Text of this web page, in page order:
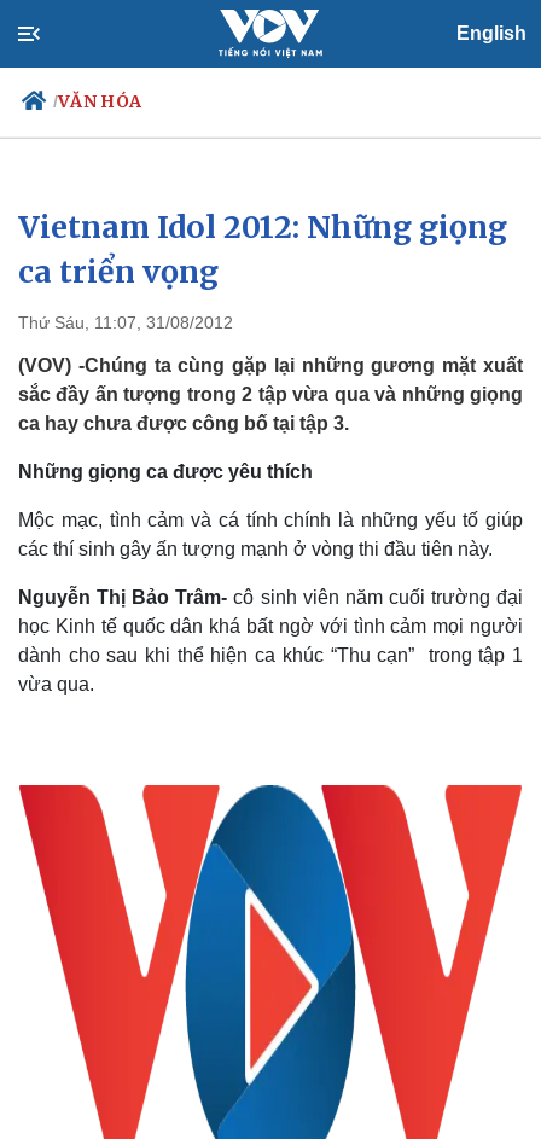
English
/VĂN HÓA
Chính trị
Đảng
Tổ chức nhân sự
Nhận diện sự thật
Xã hội
Việc làm
Biển đảo
Vietnam Idol 2012: Những giọng
ca triển vọng
Thứ Sáu, 11:07, 31/08/2012
(VOV) -Chúng ta cùng gặp lại những gương mặt xuất
sắc đầy ấn tượng trong 2 tập vừa qua và những giọng
ca hay chưa được công bố tại tập 3.
Những giọng ca được yêu thích
Mộc mạc, tình cảm và cá tính chính là những yếu tố giúp
các thí sinh gây ấn tượng mạnh ở vòng thi đầu tiên này.
Nguyễn Thị Bảo Trâm-cô sinh viên năm cuối trường đại
học Kinh tế quốc dân khá bất ngờ với tình cảm mọi người
dành cho sau khi thể hiện ca khúc “Thu cạn” trong tập 1
vừa qua.